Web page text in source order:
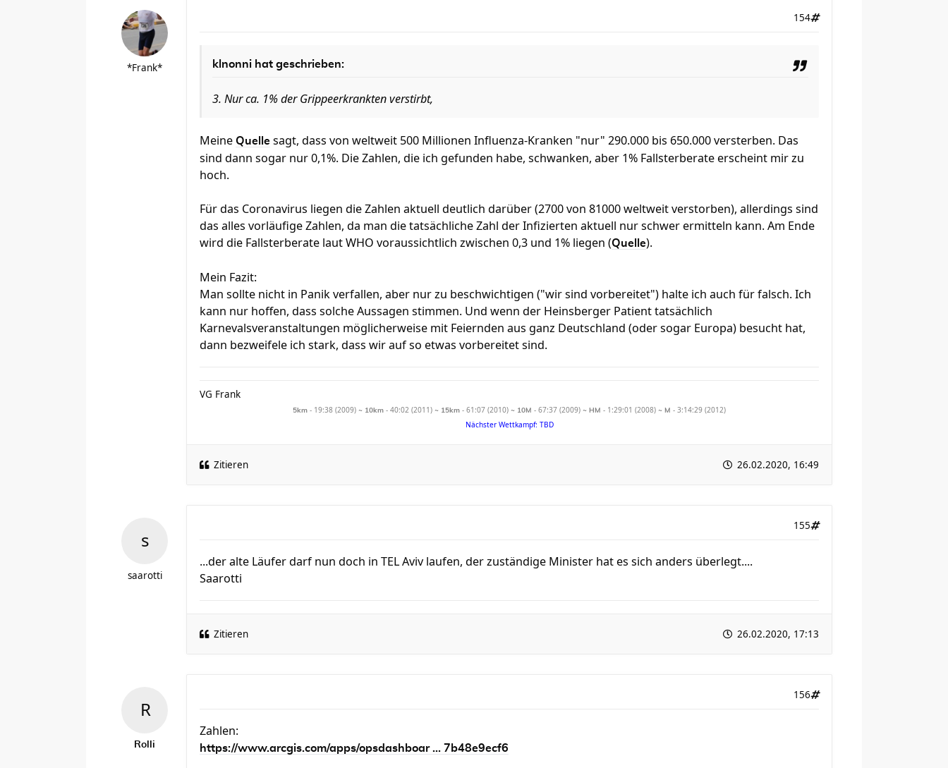
*Frank*
154
klnonni hat geschrieben:
3. Nur ca. 1% der Grippeerkrankten verstirbt,
Meine Quelle sagt, dass von weltweit 500 Millionen Influenza-Kranken "nur" 290.000 bis 650.000 versterben. Das
sind dann sogar nur 0,1%. Die Zahlen, die ich gefunden habe, schwanken, aber 1% Fallsterberate erscheint mir zu
hoch.
Für das Coronavirus liegen die Zahlen aktuell deutlich darüber (2700 von 81000 weltweit verstorben), allerdings sind
das alles vorläufige Zahlen, da man die tatsächliche Zahl der Infizierten aktuell nur schwer ermitteln kann. Am Ende
wird die Fallsterberate laut WHO voraussichtlich zwischen 0,3 und 1% liegen (Quelle).
Mein Fazit:
Man sollte nicht in Panik verfallen, aber nur zu beschwichtigen ("wir sind vorbereitet") halte ich auch für falsch. Ich
kann nur hoffen, dass solche Aussagen stimmen. Und wenn der Heinsberger Patient tatsächlich
Karnevalsveranstaltungen möglicherweise mit Feiernden aus ganz Deutschland (oder sogar Europa) besucht hat,
dann bezweifele ich stark, dass wir auf so etwas vorbereitet sind.
VG Frank
5km - 19:38 (2009) ~ 10km - 40:02 (2011) ~ 15km - 61:07 (2010) ~ 10M - 67:37 (2009) ~ HM - 1:29:01 (2008) ~ M - 3:14:29 (2012)
Nächster Wettkampf: TBD
Zitieren 26.02.2020, 16:49
saarotti
155
...der alte Läufer darf nun doch in TEL Aviv laufen, der zuständige Minister hat es sich anders überlegt....
Saarotti
Zitieren 26.02.2020, 17:13
Rolli
156
Zahlen:
https://www.arcgis.com/apps/opsdashboar ... 7b48e9ecf6